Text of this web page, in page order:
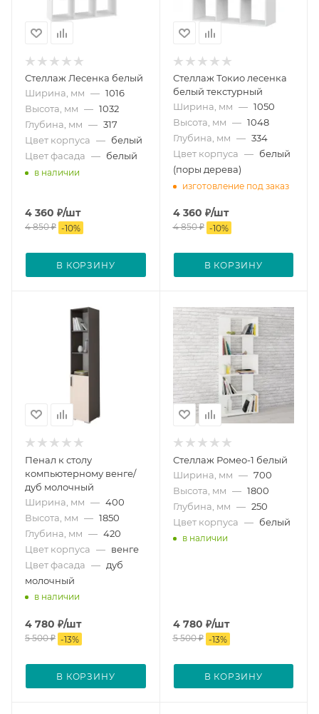
Стеллаж Лесенка белый
Ширина, мм — 1016
Высота, мм — 1032
Глубина, мм — 317
Цвет корпуса — белый
Цвет фасада — белый
в наличии
4 360 ₽/шт
4 850₽ -10%
В КОРЗИНУ
Стеллаж Токио лесенка
белый текстурный
Ширина, мм — 1050
Высота, мм — 1048
Глубина, мм — 334
Цвет корпуса — белый
(поры дерева)
изготовление под заказ
4 360 ₽/шт
4 850₽ -10%
В КОРЗИНУ
Пенал к столу
компьютерному венге/
дуб молочный
Ширина, мм — 400
Высота, мм — 1850
Глубина, мм — 420
Цвет корпуса — венге
Цвет фасада — дуб
молочный
в наличии
4 780 ₽/шт
5 500₽ -13%
В КОРЗИНУ
Стеллаж Ромео-1 белый
Ширина, мм — 700
Высота, мм — 1800
Глубина, мм — 250
Цвет корпуса — белый
в наличии
4 780 ₽/шт
5 500₽ -13%
В КОРЗИНУ